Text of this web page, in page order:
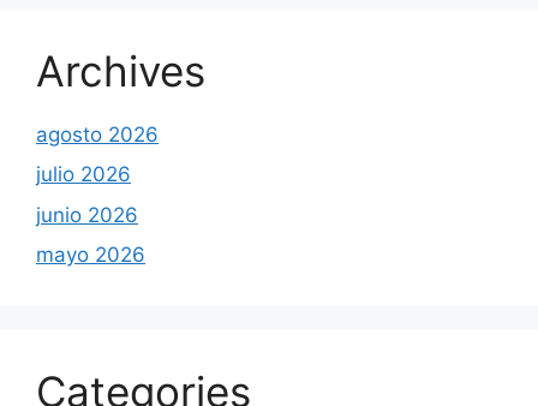
Archives
agosto 2026
julio 2026
junio 2026
mayo 2026
Categories